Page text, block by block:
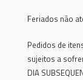
Feriados não
Pedidos de
sujeitos a
DIA